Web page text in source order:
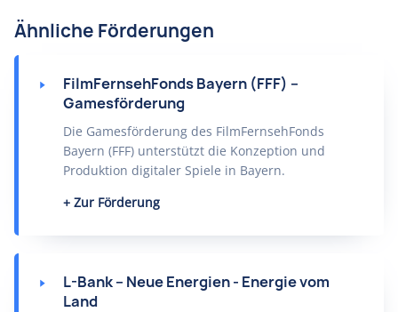
Ähnliche Förderungen
FilmFernsehFonds Bayern (FFF) –
Gamesförderung
Die Gamesförderung des FilmFernsehFonds
Bayern (FFF) unterstützt die Konzeption und
Produktion digitaler Spiele in Bayern.
Zur Förderung
L-Bank – Neue Energien - Energie vom
Land